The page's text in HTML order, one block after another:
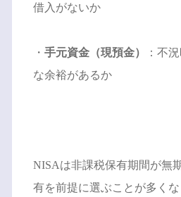
借入がないか
・ 手元資金（現預金）
：不
な余裕があるか
NISAは非課税保有期間が無
有を前提に選ぶことが多くな